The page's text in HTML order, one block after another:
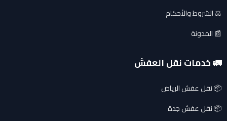
⚖️ الشروط والأحكام
📰 المدونة
🚛 خدمات نقل العفش
📦 نقل عفش الرياض
📦 نقل عفش جدة